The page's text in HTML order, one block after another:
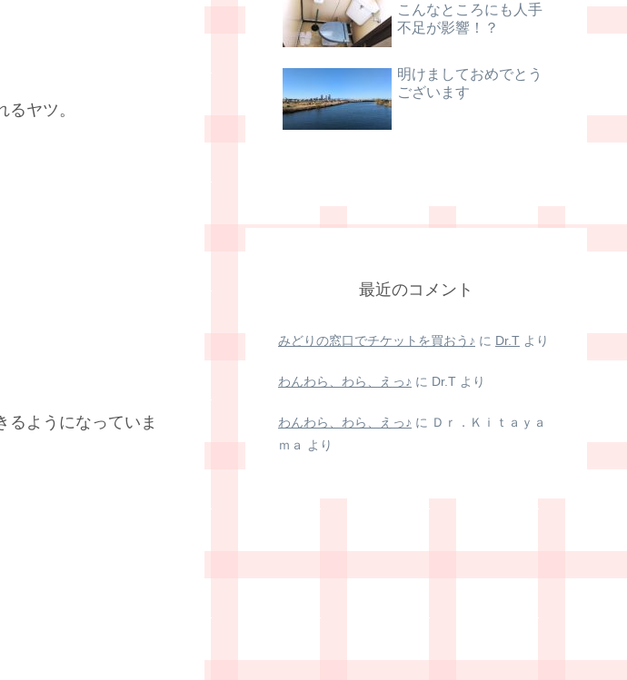
ヤツ。
るようになっていま
こんなところにも人手
不足が影響！？
明けましておめでとう
ございます
最近のコメント
みどりの窓口でチケットを買おう♪ に Dr.T より
わんわら、わら、えっ♪ に Dr.T より
わんわら、わら、えっ♪ に Ｄｒ．Ｋｉｔａｙａ
ｍａ
より